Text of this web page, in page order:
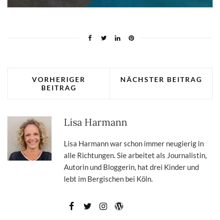
VORHERIGER
BEITRAG
NÄCHSTER BEITRAG
Lisa Harmann
Lisa Harmann war schon immer neugierig in
alle Richtungen. Sie arbeitet als Journalistin,
Autorin und Bloggerin, hat drei Kinder und
lebt im Bergischen bei Köln.